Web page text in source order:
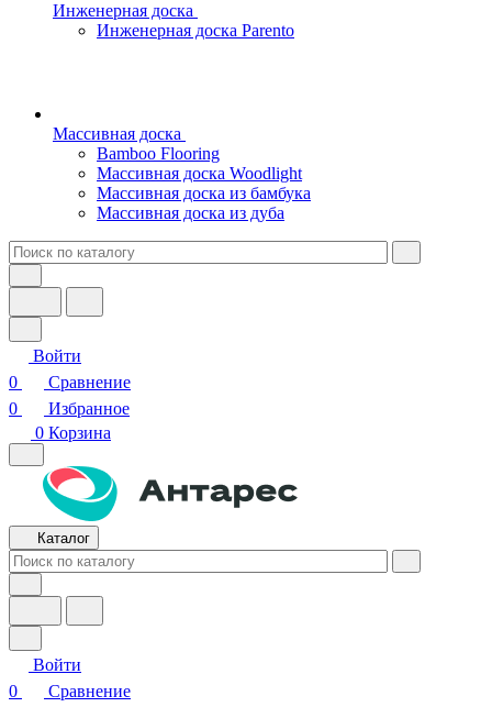
Инженерная доска
Инженерная доска Parento
Массивная доска
Bamboo Flooring
Массивная доска Woodlight
Массивная доска из бамбука
Массивная доска из дуба
Войти
0
Сравнение
0
Избранное
0 Корзина
Каталог
Войти
0
Сравнение